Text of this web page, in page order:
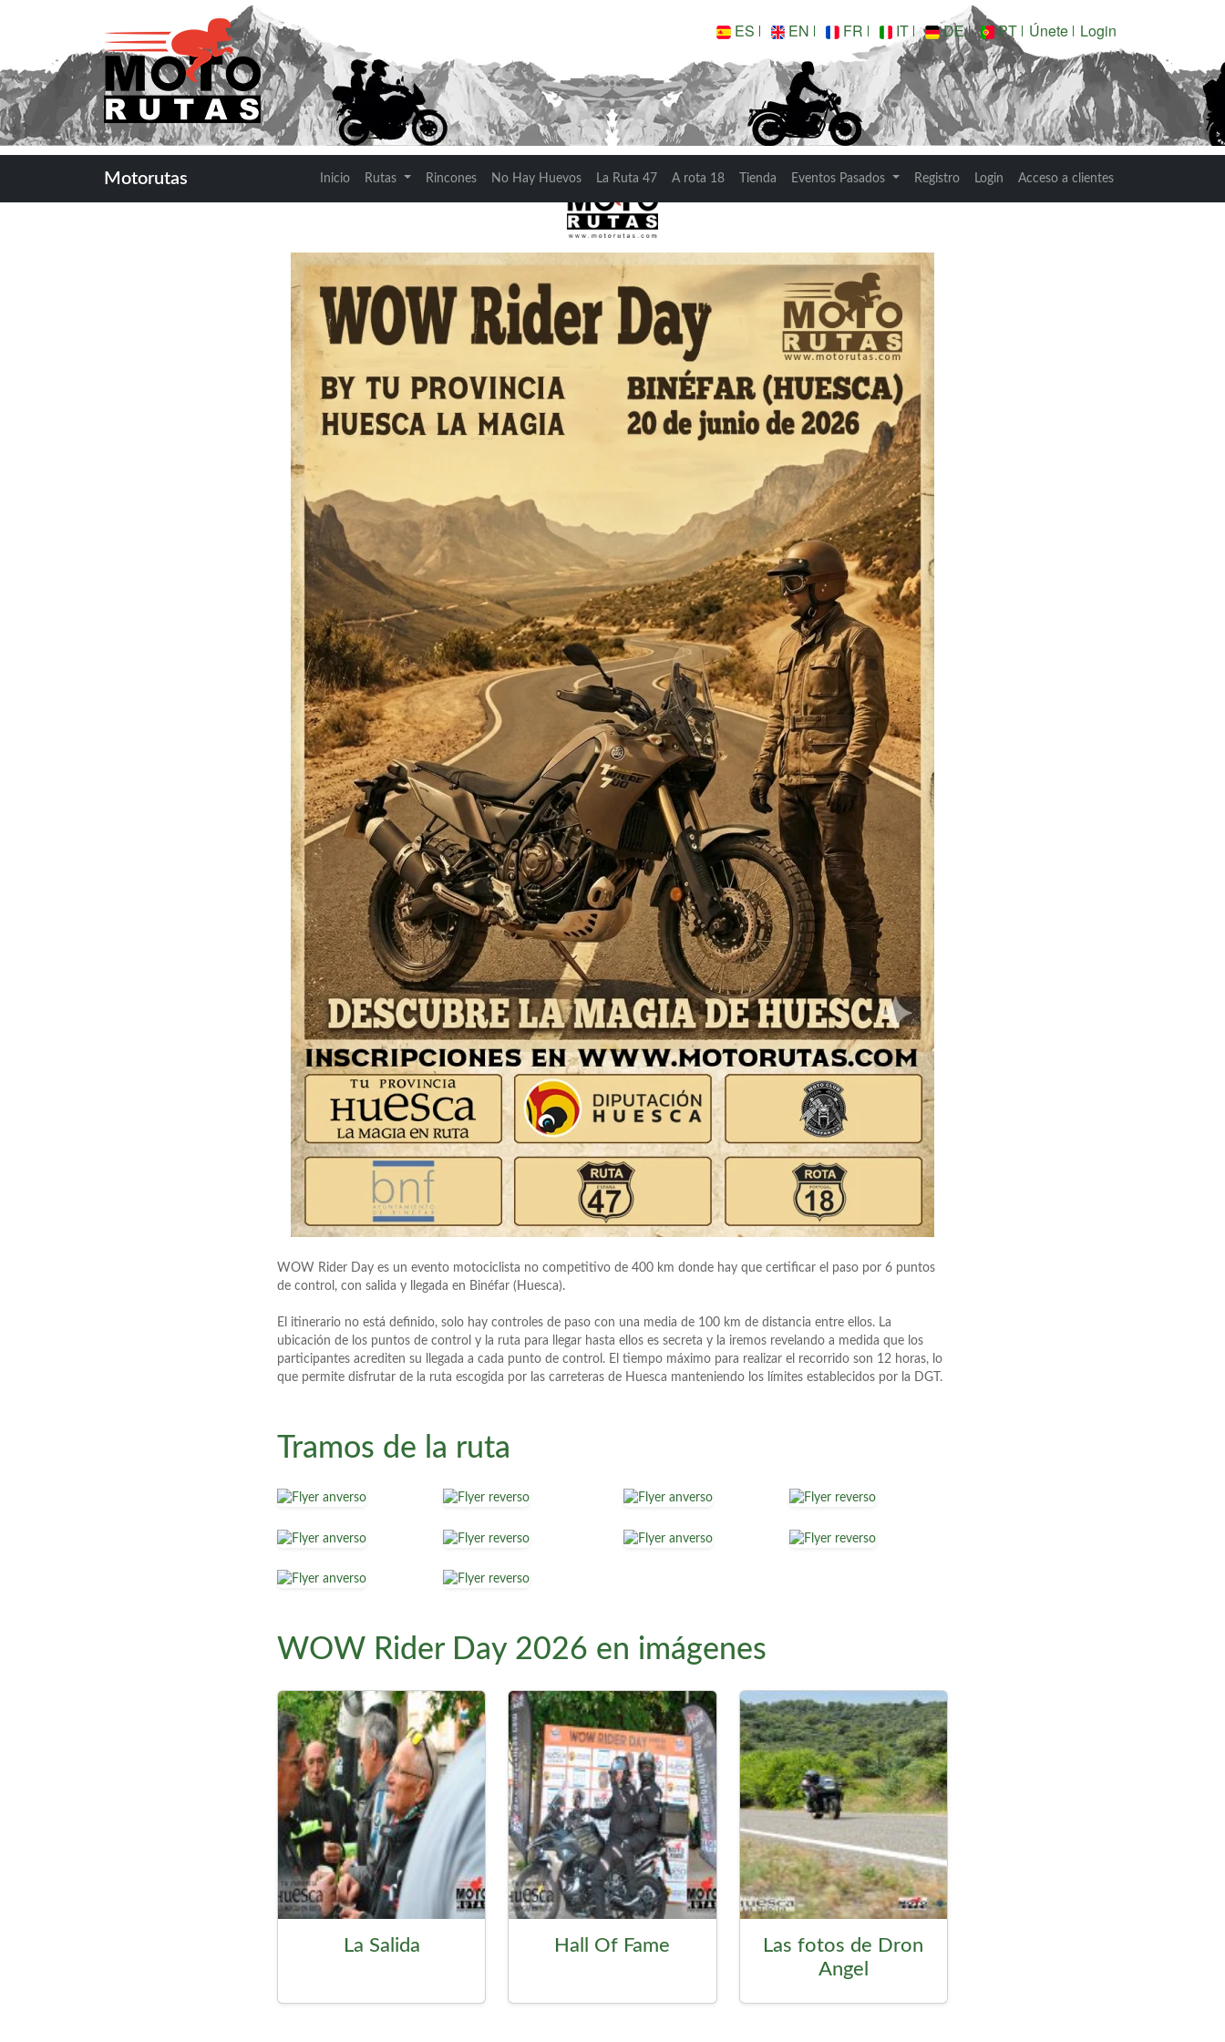
ES EN FR IT DE PT Únete Login
Motorutas Inicio Rutas Rincones No Hay Huevos La Ruta 47 A rota 18 Tienda Eventos Pasados Registro Login Acceso a clientes
WOW RIDER DAY 2026
WOW Rider Day es un evento motociclista no competitivo de 400 km donde hay que certificar el paso por 6 puntos
de control, con salida y llegada en Binéfar (Huesca).
El itinerario no está definido, solo hay controles de paso con una media de 100 km de distancia entre ellos. La
ubicación de los puntos de control y la ruta para llegar hasta ellos es secreta y la iremos revelando a medida que los
participantes acrediten su llegada a cada punto de control. El tiempo máximo para realizar el recorrido son 12 horas, lo
que permite disfrutar de la ruta escogida por las carreteras de Huesca manteniendo los límites establecidos por la DGT.
Tramos de la ruta
WOW Rider Day 2026 en imágenes
La Salida Hall Of Fame
Las fotos de Dron
Angel